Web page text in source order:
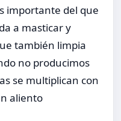
importante del que
a masticar y
también limpia
no producimos
se multiplican con
aliento